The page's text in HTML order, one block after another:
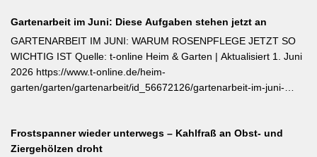
Abtrocknen des Taus, bevor die Mittagshitze ätherische Öle
verflüchtigt. Beim Schnitt empfehlen sich ganze Triebspitzen statt
einzelner Blätter — das fördert buschigen Neuaustrieb und
ermöglicht weitere Ernten im Sommer. Für die Trocknung werden
Büschel kopfüber an einem schattigen, luftigen Ort aufgehängt
Gartenarbeit im Juni: Diese Aufgaben stehen jetzt an
GARTENARBEIT IM JUNI: WARUM ROSENPFLEGE JETZT SO
WICHTIG IST Quelle: t-online Heim & Garten | Aktualisiert 1. Juni
2026 https://www.t-online.de/heim-
garten/garten/gartenarbeit/id_56672126/gartenarbeit-im-juni-
dem Boden — konsequent entfernt werden, da sie die veredelte
Sorte verdrängen. Kletterrosen wie ‚Sympathie‘ müssen neues
Frostspanner wieder unterwegs – Kahlfraß an Obst- und
Ziergehölzen droht